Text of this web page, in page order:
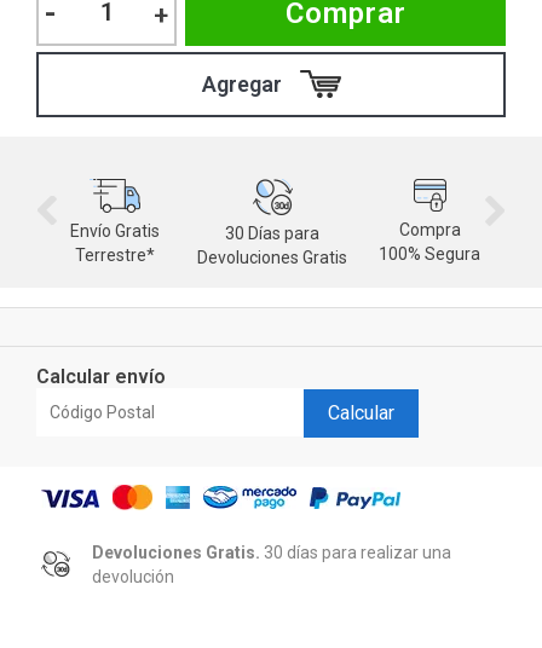
- + Comprar
Envío Gratis
Terrestre*
30 Días para
Devoluciones Gratis
Compra
100% Segura
Calcular envío
Calcular
Devoluciones Gratis. 30 días para realizar una
devolución